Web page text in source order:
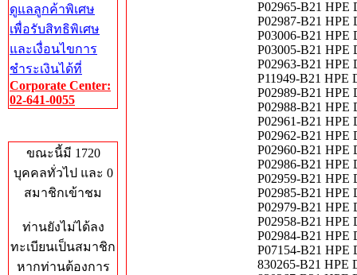
ดูแลลูกค้าพิเศษ
เพื่อรับสิทธิพิเศษ
และเงื่อนไขการ
ชำระเงินได้ที่
Corporate Center:
02-641-0055
ขณะนี้มี 1720
บุคคลทั่วไป และ 0
สมาชิกเข้าชม
ท่านยังไม่ได้ลง
ทะเบียนเป็นสมาชิก
หากท่านต้องการ
P02965-B21 HPE
P02987-B21 HPE
P03006-B21 HPE
P03005-B21 HPE
P02963-B21 HPE
P11949-B21 HPE
P02989-B21 HPE
P02988-B21 HPE
P02961-B21 HPE
P02962-B21 HPE
P02960-B21 HPE
P02986-B21 HPE
P02959-B21 HPE
P02985-B21 HPE
P02979-B21 HPE
P02958-B21 HPE
P02984-B21 HPE
P07154-B21 HPE
830265-B21 HPE